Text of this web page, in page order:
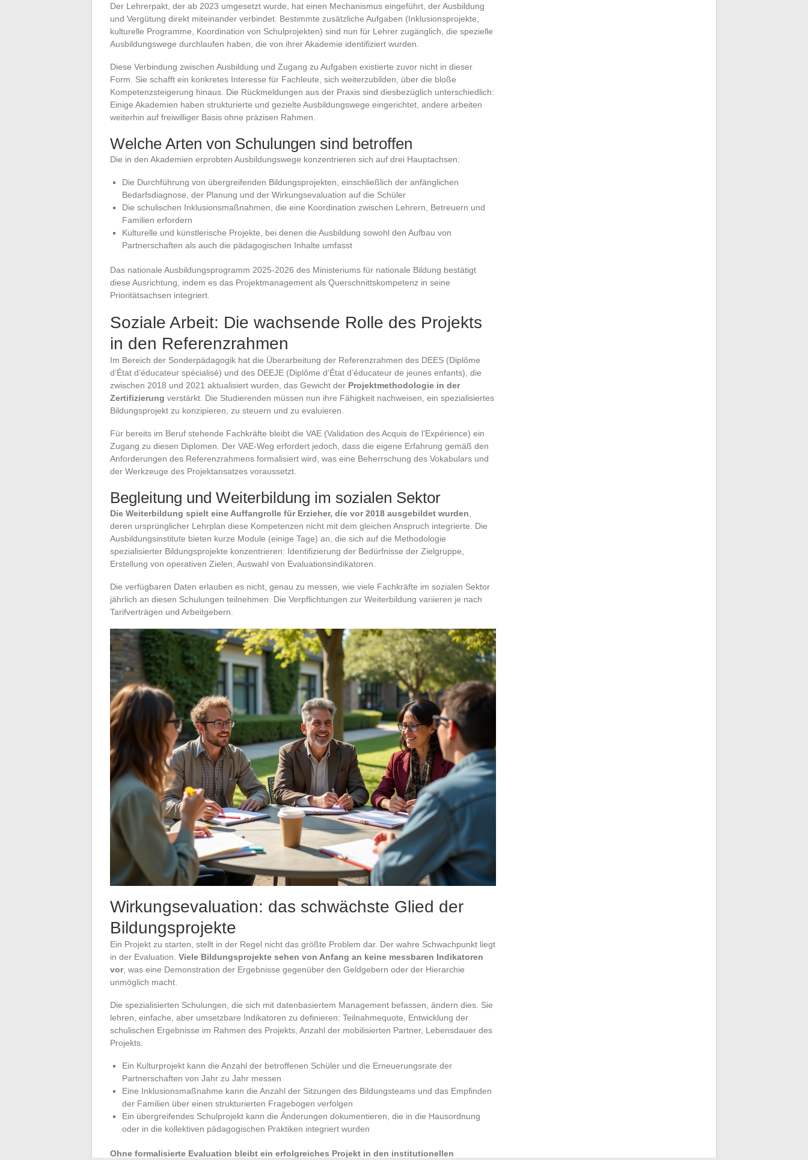
Der Lehrerpakt, der ab 2023 umgesetzt wurde, hat einen Mechanismus eingeführt, der Ausbildung
und Vergütung direkt miteinander verbindet. Bestimmte zusätzliche Aufgaben (Inklusionsprojekte,
kulturelle Programme, Koordination von Schulprojekten) sind nun für Lehrer zugänglich, die spezielle
Ausbildungswege durchlaufen haben, die von ihrer Akademie identifiziert wurden.
Diese Verbindung zwischen Ausbildung und Zugang zu Aufgaben existierte zuvor nicht in dieser
Form. Sie schafft ein konkretes Interesse für Fachleute, sich weiterzubilden, über die bloße
Kompetenzsteigerung hinaus. Die Rückmeldungen aus der Praxis sind diesbezüglich unterschiedlich:
Einige Akademien haben strukturierte und gezielte Ausbildungswege eingerichtet, andere arbeiten
weiterhin auf freiwilliger Basis ohne präzisen Rahmen.
Welche Arten von Schulungen sind betroffen
Die in den Akademien erprobten Ausbildungswege konzentrieren sich auf drei Hauptachsen:
Die Durchführung von übergreifenden Bildungsprojekten, einschließlich der anfänglichen
Bedarfsdiagnose, der Planung und der Wirkungsevaluation auf die Schüler
Die schulischen Inklusionsmaßnahmen, die eine Koordination zwischen Lehrern, Betreuern und
Familien erfordern
Kulturelle und künstlerische Projekte, bei denen die Ausbildung sowohl den Aufbau von
Partnerschaften als auch die pädagogischen Inhalte umfasst
Das nationale Ausbildungsprogramm 2025-2026 des Ministeriums für nationale Bildung bestätigt
diese Ausrichtung, indem es das Projektmanagement als Querschnittskompetenz in seine
Prioritätsachsen integriert.
Soziale Arbeit: Die wachsende Rolle des Projekts
in den Referenzrahmen
Im Bereich der Sonderpädagogik hat die Überarbeitung der Referenzrahmen des DEES (Diplôme
d’État d’éducateur spécialisé) und des DEEJE (Diplôme d’État d’éducateur de jeunes enfants), die
zwischen 2018 und 2021 aktualisiert wurden, das Gewicht der Projektmethodologie in der
Zertifizierung verstärkt. Die Studierenden müssen nun ihre Fähigkeit nachweisen, ein spezialisiertes
Bildungsprojekt zu konzipieren, zu steuern und zu evaluieren.
Für bereits im Beruf stehende Fachkräfte bleibt die VAE (Validation des Acquis de l’Expérience) ein
Zugang zu diesen Diplomen. Der VAE-Weg erfordert jedoch, dass die eigene Erfahrung gemäß den
Anforderungen des Referenzrahmens formalisiert wird, was eine Beherrschung des Vokabulars und
der Werkzeuge des Projektansatzes voraussetzt.
Begleitung und Weiterbildung im sozialen Sektor
Die Weiterbildung spielt eine Auffangrolle für Erzieher, die vor 2018 ausgebildet wurden
deren ursprünglicher Lehrplan diese Kompetenzen nicht mit dem gleichen Anspruch integrierte. Die
Ausbildungsinstitute bieten kurze Module (einige Tage) an, die sich auf die Methodologie
spezialisierter Bildungsprojekte konzentrieren: Identifizierung der Bedürfnisse der Zielgruppe,
Erstellung von operativen Zielen, Auswahl von Evaluationsindikatoren.
Die verfügbaren Daten erlauben es nicht, genau zu messen, wie viele Fachkräfte im sozialen Sektor
jährlich an diesen Schulungen teilnehmen. Die Verpflichtungen zur Weiterbildung variieren je nach
Tarifverträgen und Arbeitgebern.
Wirkungsevaluation: das schwächste Glied der
Bildungsprojekte
Ein Projekt zu starten, stellt in der Regel nicht das größte Problem dar. Der wahre Schwachpunkt liegt
in der Evaluation. Viele Bildungsprojekte sehen von Anfang an keine messbaren Indikatoren
vor, was eine Demonstration der Ergebnisse gegenüber den Geldgebern oder der Hierarchie
unmöglich macht.
Die spezialisierten Schulungen, die sich mit datenbasiertem Management befassen, ändern dies. Sie
lehren, einfache, aber umsetzbare Indikatoren zu definieren: Teilnahmequote, Entwicklung der
schulischen Ergebnisse im Rahmen des Projekts, Anzahl der mobilisierten Partner, Lebensdauer des
Projekts.
Ein Kulturprojekt kann die Anzahl der betroffenen Schüler und die Erneuerungsrate der
Partnerschaften von Jahr zu Jahr messen
Eine Inklusionsmaßnahme kann die Anzahl der Sitzungen des Bildungsteams und das Empfinden
der Familien über einen strukturierten Fragebogen verfolgen
Ein übergreifendes Schulprojekt kann die Änderungen dokumentieren, die in die Hausordnung
oder in die kollektiven pädagogischen Praktiken integriert wurden
Ohne formalisierte Evaluation bleibt ein erfolgreiches Projekt in den institutionellen